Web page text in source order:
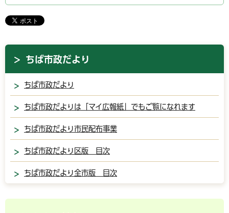
ちば市政だより
ちば市政だより
ちば市政だよりは「マイ広報紙」でもご覧になれます
ちば市政だより市民配布事業
ちば市政だより区版 目次
ちば市政だより全市版 目次